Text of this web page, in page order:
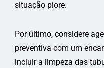
situação piore.
Por último, considere
preventiva com um
incluir a limpeza das